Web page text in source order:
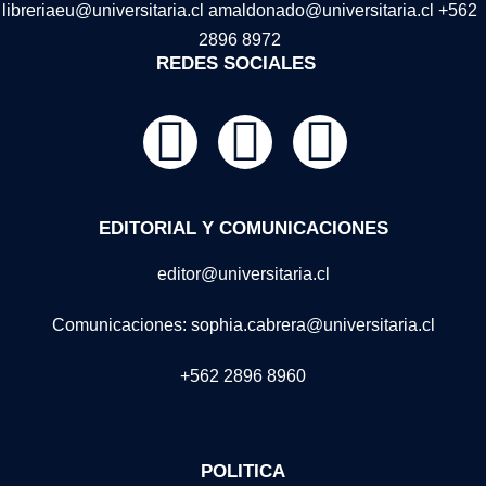
libreriaeu@universitaria.cl amaldonado@universitaria.cl +562
2896 8972
REDES SOCIALES
EDITORIAL Y COMUNICACIONES
editor@universitaria.cl
Comunicaciones: sophia.cabrera@universitaria.cl
+562 2896 8960
POLITICA